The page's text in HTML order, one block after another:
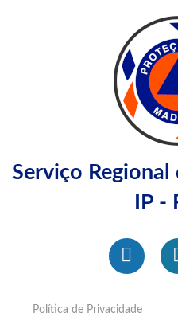
Serviço
IP -
Política de Privacidade